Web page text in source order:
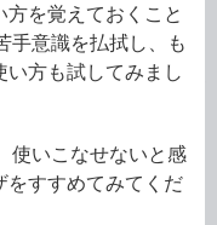
を覚えておくこと
手意識を払拭し、も
方も試してみまし
使いこなせないと感
をすすめてみてくだ